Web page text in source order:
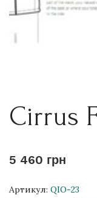
Cirrus
5 460 грн
Артикул: QIO-23